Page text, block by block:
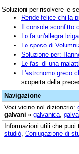
Soluzioni per risolvere le
Rende felice chi la
Il console sconfitto
Lo fa un'allegra
Lo sposo di
Soluzione per:
Le fasi di una
L'astronomo greco
scoperta della
Navigazione
Voci vicine nel dizionario:
galvani » galvanica
Informazioni utili che puoi
studiò Coniugazione di